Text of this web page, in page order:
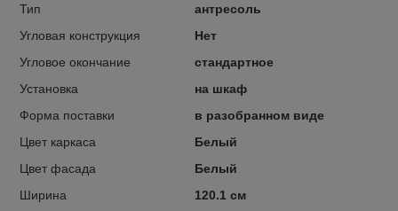
Тип
антресоль
Угловая конструкция
Нет
Угловое окончание
стандартное
Установка
на шкаф
Форма поставки
в разобранном виде
Цвет каркаса
Белый
Цвет фасада
Белый
Ширина
120.1 см